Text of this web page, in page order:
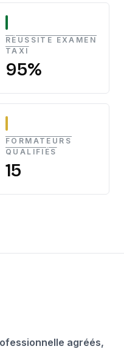
RÉUSSITE EXAMEN
TAXI
95%
FORMATEURS
QUALIFIÉS
15
agréés,